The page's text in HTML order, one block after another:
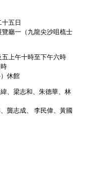
五日
廳一（九龍尖沙咀梳士
上午十時至下午六時
休館
、梁志和、朱德華、林
龔志成、 李民偉、黃國